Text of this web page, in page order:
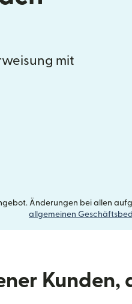
mit
Änderungen bei allen
allgemeinen